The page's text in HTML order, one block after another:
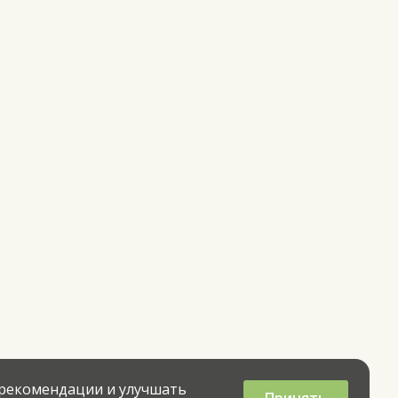
и улучшать